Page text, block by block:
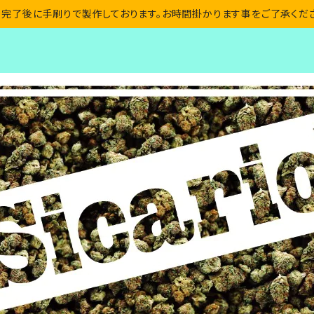
了後に手刷りで製作しております。お時間掛かります事をご了承くだ